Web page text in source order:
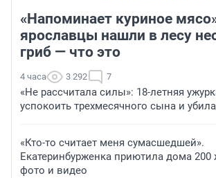
«Напоминает куриное
ярославцы нашли в лесу
гриб — что это
4 часа 3 292 7
«Не рассчитала силы»: 18-летняя
успокоить трехмесячного сына и
«Кто-то считает меня сумасшедшей».
Екатеринбурженка приютила дома
фото и видео